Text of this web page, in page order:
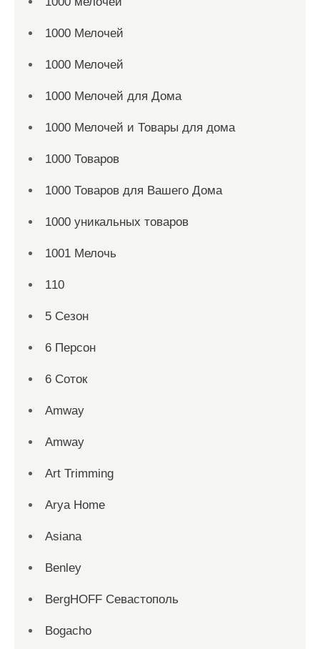
1000 Мелочей
1000 Мелочей
1000 Мелочей для Дома
1000 Мелочей и Товары для дома
1000 Товаров
1000 Товаров для Вашего Дома
1000 уникальных товаров
1001 Мелочь
110
5 Сезон
6 Персон
6 Соток
Amway
Amway
Art Trimming
Arya Home
Asiana
Benley
BergHOFF Севастополь
Bogacho